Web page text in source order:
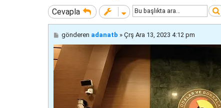
Cevapla
M
s
a
gönderen adanatb » Çrş Ara 13, 2023 4:12 pm